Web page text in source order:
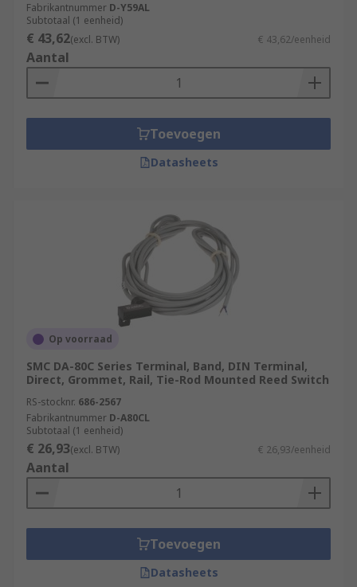
Fabrikantnummer D-Y59AL
Subtotaal (1 eenheid)
€ 43,62(excl. BTW) € 43,62/eenheid
Aantal
Toevoegen
Datasheets
Op voorraad
SMC DA-80C Series Terminal, Band, DIN Terminal,
Direct, Grommet, Rail, Tie-Rod Mounted Reed Switch
RS-stocknr. 686-2567
Fabrikantnummer D-A80CL
Subtotaal (1 eenheid)
€ 26,93(excl. BTW) € 26,93/eenheid
Aantal
Toevoegen
Datasheets